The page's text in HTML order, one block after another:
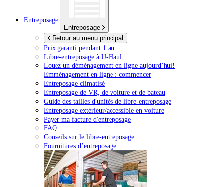
Entreposage
Entreposage
Retour au menu principal
Prix garanti pendant 1 an
Libre-entreposage à U-Haul
Louez un déménagement en ligne aujourd’hui!
Emménagement en ligne : commencer
Entreposage climatisé
Entreposage de VR, de voiture et de bateau
Guide des tailles d'unités de libre-entreposage
Entreposage extérieur/accessible en voiture
Payer ma facture d'entreposage
FAQ
Conseils sur le libre-entreposage
Fournitures d’entreposage